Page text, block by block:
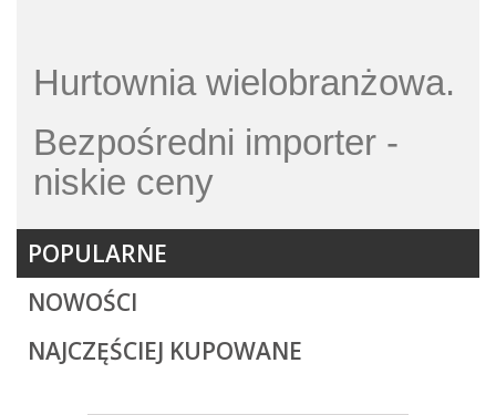
Hurtownia wielobranżowa.
Bezpośredni importer -
niskie ceny
POPULARNE
NOWOŚCI
NAJCZĘŚCIEJ KUPOWANE